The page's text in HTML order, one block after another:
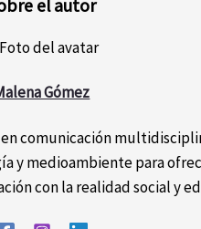
el autor
Gómez
comunicación
y medioambiente para
con la realidad social y